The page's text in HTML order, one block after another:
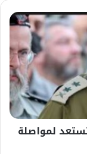
لمواصلة